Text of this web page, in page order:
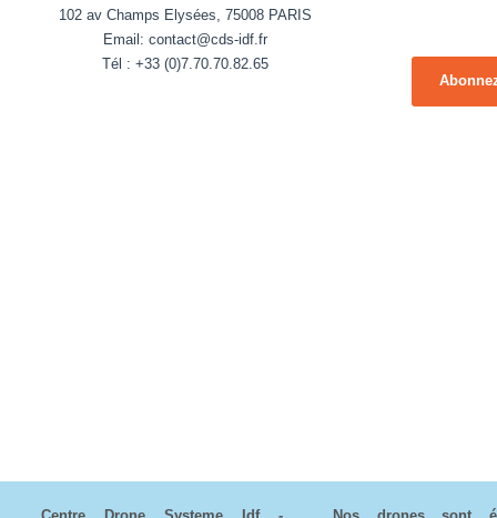
102 av Champs Elysées, 75008 PARIS
Email: contact@cds-idf.fr
Tél : +33 (0)7.70.70.82.65